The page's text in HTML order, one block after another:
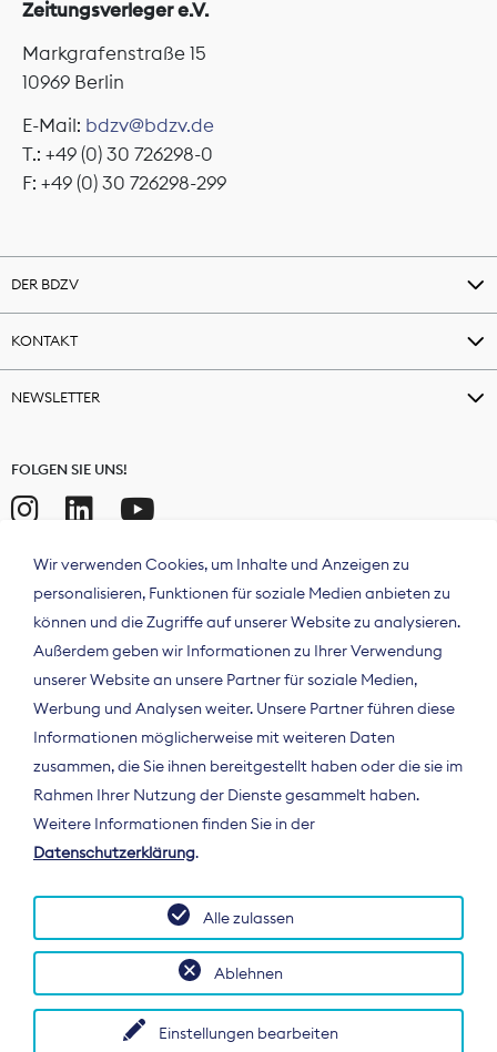
Zeitungsverleger e.V.
Markgrafenstraße 15
10969 Berlin
E-Mail: bdzv@bdzv.de
T.: +49 (0) 30 726298-0
F: +49 (0) 30 726298-299
DER BDZV
KONTAKT
NEWSLETTER
FOLGEN SIE UNS!
Der Bundesverband Digitalpublisher und
Zeitungsverleger (BDZV) vertritt als
Spitzenorganisation die Interessen der
Deutschland und auf EU-Ebene.
Wir verwenden Cookies, um Inhalte und Anzeigen zu
personalisieren, Funktionen für soziale Medien anbieten zu
können und die Zugriffe auf unserer Website zu analysieren.
Außerdem geben wir Informationen zu Ihrer Verwendung
unserer Website an unsere Partner für soziale Medien,
Werbung und Analysen weiter. Unsere Partner führen diese
Informationen möglicherweise mit weiteren Daten
zusammen, die Sie ihnen bereitgestellt haben oder die sie im
Rahmen Ihrer Nutzung der Dienste gesammelt haben.
Weitere Informationen finden Sie in der
Datenschutzerklärung.
Einstellungen bearbeiten
Ablehnen
Alle zulassen